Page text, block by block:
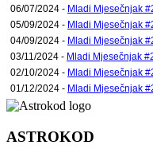
06/07/2024 - Mladi Mjesečnjak
05/09/2024 - Mladi Mjesečnjak
04/09/2024 - Mladi Mjesečnjak
03/11/2024 - Mladi Mjesečnjak
02/10/2024 - Mladi Mjesečnjak
01/12/2024 - Mladi Mjesečnjak
ASTROKOD